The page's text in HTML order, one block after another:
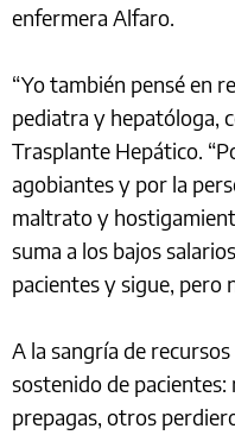
enfermera Alfaro.
“Yo también pensé en
pediatra y hepatóloga,
Trasplante Hepático.
agobiantes y por la
maltrato y
suma a los bajos
pacientes y sigue, pero
A la sangría de
sostenido de
prepagas, otros